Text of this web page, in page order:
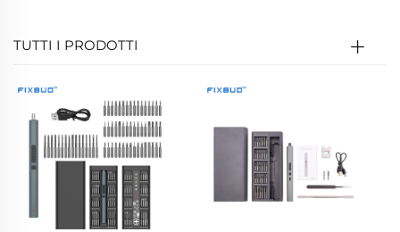
TUTTI I PRODOTTI